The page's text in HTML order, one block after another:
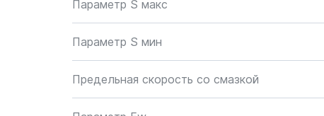
Параметр S макс
Параметр S мин
Предельная скорость со смазкой